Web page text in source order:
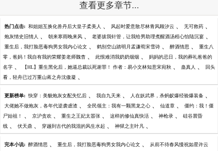
查看更多章节...
热门点击: 和姐姐互换化兽丹后大皇子柔美人 、 风起时爱意散尽林青风顾汐云 、 无可救药 、
炮灰情史旧情人 、 朝来寒雨晚来风 、 老婆拔我针管，让我给男助理煮醒酒汤程心怡陆沉宴 、
重生后，我打脸恶毒狗男女我内心论文 、 鹤别空山踏明月孟谦荀宋雪诗 、 醉酒情思 、 重生八
零，爸妈！我自有我的荣耀姜老师魏杳 、 此恨难消我奶奶烟烟 、 妈妈的忌日，我的葬礼爸爸的
名字 、 【HL】重生黑化后，她逼总裁以死谢罪！ 作者：易小文林知意宋宛秋 、 蛊真人 、 回头
看，轻舟已过万重山蒋之舟沈傲凝 、
更新榜单: 快穿：美貌炮灰女配失忆后 、 我自九天来 、 人在妖武界，杀蚂蚁爆经验爆装备 、
大佬她不做炮灰，各年代逆袭虐渣 、 全民领主：我有一颗黑龙之心 、 仙道章 、 僵约：我！僵
尸始祖！ 、 京沪贪欢 、 重生之王妃太嚣张 、 这样的修仙真快活 、 神枪录 、 硅谷晨昏
线 、 伏天鼎 、 穿越到古代的我混的风生水起 、 神狱之主叶凡 、
完本小说: 醉酒情思 、 重生后，我打脸恶毒狗男女我内心论文 、 从前不待春风慢祝如星许云